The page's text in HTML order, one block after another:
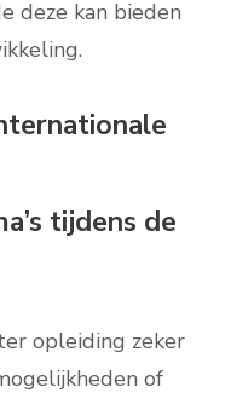
deze kan bieden
tijdens de
opleiding zeker
of